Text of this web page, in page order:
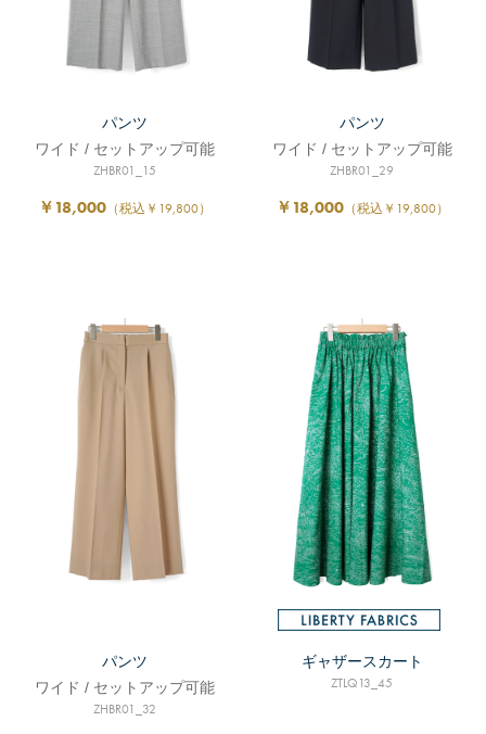
パンツ
ワイド / セットアップ可能
ZHBR01_15
￥18,000（税込￥19,800）
パンツ
ワイド / セットアップ可能
ZHBR01_29
￥18,000（税込￥19,800）
パンツ
ワイド / セットアップ可能
ZHBR01_32
ギャザースカート
ZTLQ13_45